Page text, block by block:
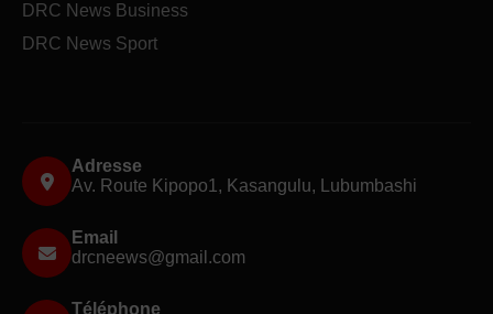
DRC News Business
DRC News Sport
Adresse
Av. Route Kipopo1, Kasangulu, Lubumbashi
Email
drcneews@gmail.com
Téléphone